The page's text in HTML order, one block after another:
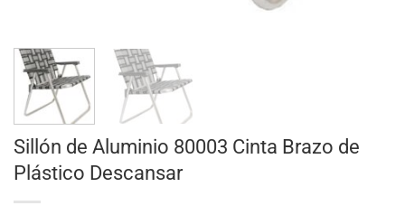
Sillón de Aluminio 80003 Cinta Brazo de
Plástico Descansar